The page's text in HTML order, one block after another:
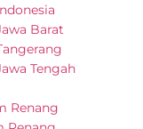
Barat
Tengah
Renang